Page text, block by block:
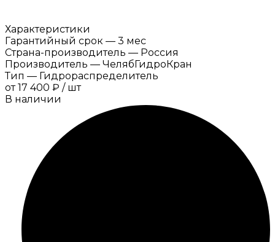
Характеристики
Гарантийный срок — 3 мес
Страна-производитель — Россия
Производитель — ЧелябГидроКран
Тип — Гидрораспределитель
от 17 400 ₽ / шт
В наличии